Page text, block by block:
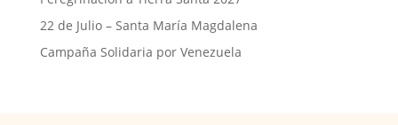
22 de Julio – Santa María Magdalena
Campaña Solidaria por Venezuela